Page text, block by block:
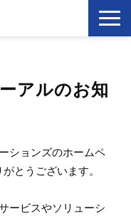
アルのお知
ションズのホームペ
とうございます。
ービスやソリューシ